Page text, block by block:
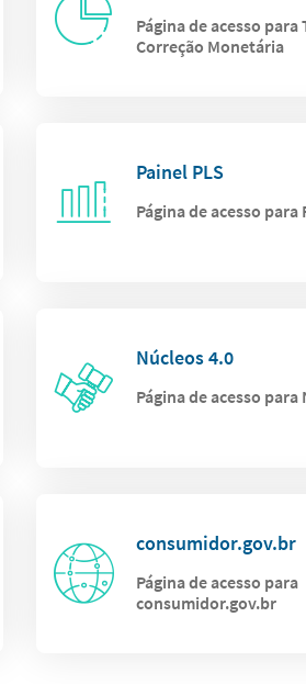
Página de acesso para
Correção Monetária
Painel PLS
Página de acesso para
Núcleos 4.0
Página de acesso para
consumidor.gov.br
Página de acesso para
consumidor.gov.br